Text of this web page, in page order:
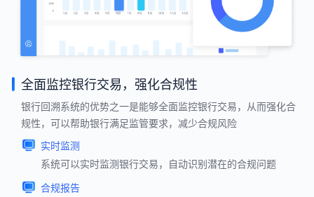
全面监控银行交易，强化合规性
银行回溯系统的优势之一是能够全面监控银行交易，从而强化合
规性，可以帮助银行满足监管要求，减少合规风险
实时监测
系统可以实时监测银行交易，自动识别潜在的合规问题
合规报告